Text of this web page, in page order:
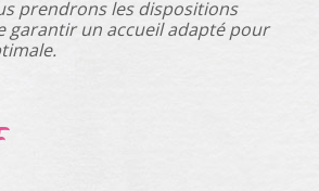
prendrons les dispositions
garantir un accueil adapté pour